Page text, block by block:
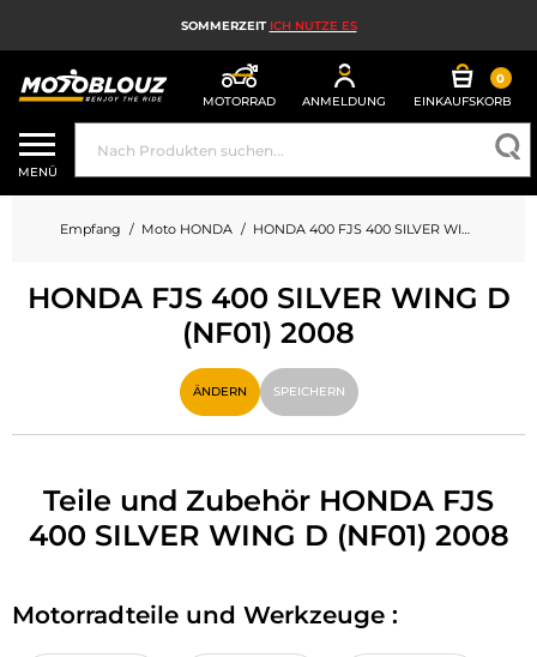
SOMMERZEIT ICH NUTZE ES
MOTORRAD ANMELDUNG
0
EINKAUFSKORB
MOTORRADHELM
MOTORRADAUSRÜSTUNG FÜR HERREN
MOTORRADAUSRÜSTUNG FÜR DAMEN
MX, ENDURO UND TRAIL
HIGH-TECH-MOTORRAD
MOTORRAD-AIRBAG
MOTORRADZUBEHÖR
SPORTBEKLEIDUNG
MENÜ
Empfang Moto HONDA HONDA 400 FJS 400 SILVER WING D (NF01)
HONDA FJS 400 SILVER WING D
(NF01) 2008
ÄNDERN SPEICHERN
Teile und Zubehör HONDA FJS
400 SILVER WING D (NF01) 2008
Motorradteile und Werkzeuge :